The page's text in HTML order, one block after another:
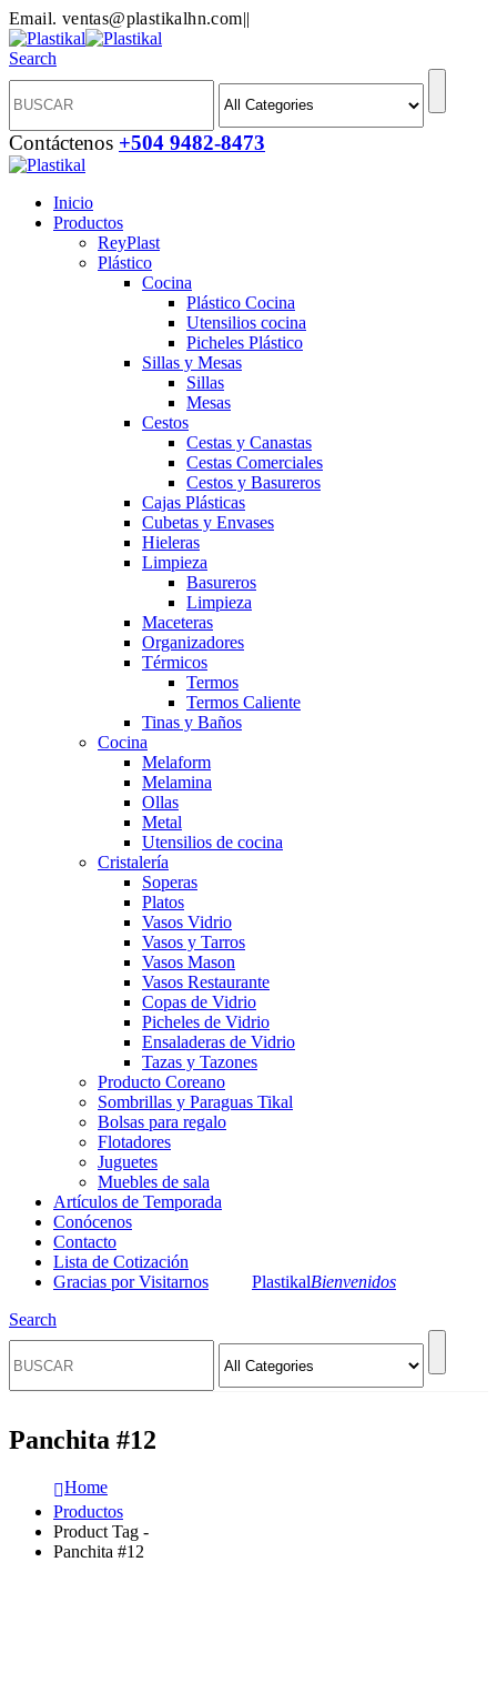
Email. ventas@plastikalhn.com||
Search
Contáctenos +504 9482-8473
Inicio
Productos
ReyPlast
Plástico
Cocina
Plástico Cocina
Utensilios cocina
Picheles Plástico
Sillas y Mesas
Sillas
Mesas
Cestos
Cestas y Canastas
Cestas Comerciales
Cestos y Basureros
Cajas Plásticas
Cubetas y Envases
Hieleras
Limpieza
Basureros
Limpieza
Maceteras
Organizadores
Térmicos
Termos
Termos Caliente
Tinas y Baños
Cocina
Melaform
Melamina
Ollas
Metal
Utensilios de cocina
Cristalería
Soperas
Platos
Vasos Vidrio
Vasos y Tarros
Vasos Mason
Vasos Restaurante
Copas de Vidrio
Picheles de Vidrio
Ensaladeras de Vidrio
Tazas y Tazones
Producto Coreano
Sombrillas y Paraguas Tikal
Bolsas para regalo
Flotadores
Juguetes
Muebles de sala
Artículos de Temporada
Conócenos
Contacto
Lista de Cotización
Gracias por Visitarnos
PlastikalBienvenidos
Search
Panchita #12
Home
Productos
Product Tag -
Panchita #12